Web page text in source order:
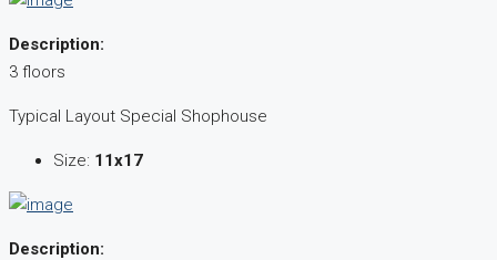
Description:
3 floors
Typical Layout Special Shophouse
Size: 11x17
Description: